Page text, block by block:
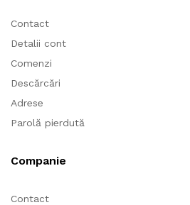
Contact
Detalii cont
Comenzi
Descărcări
Adrese
Parolă pierdută
Companie
Contact